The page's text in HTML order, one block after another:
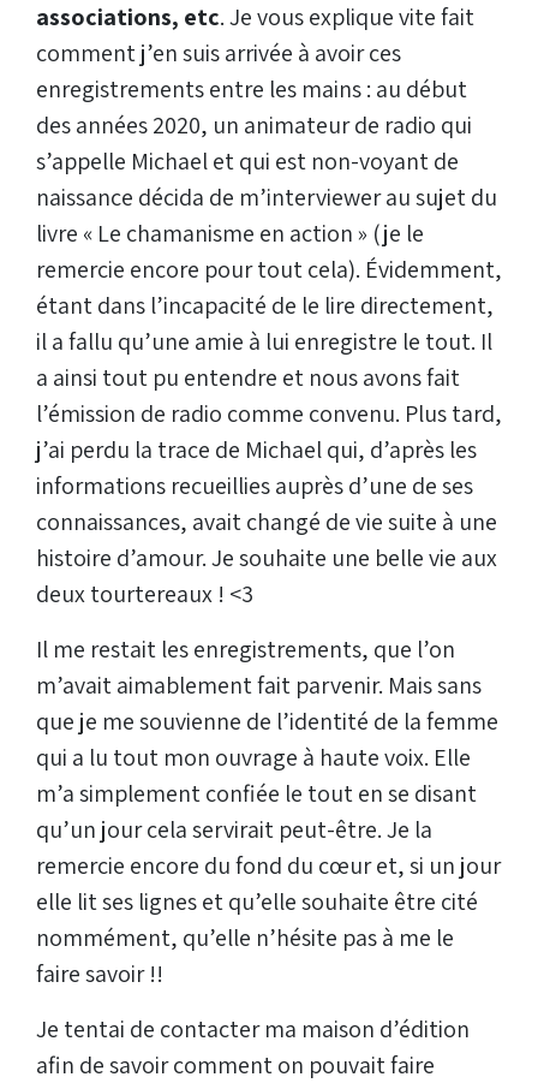
associations, etc. Je vous explique vite fait
comment j’en suis arrivée à avoir ces
enregistrements entre les mains : au début
des années 2020, un animateur de radio qui
s’appelle Michael et qui est non-voyant de
naissance décida de m’interviewer au sujet du
livre « Le chamanisme en action » (je le
remercie encore pour tout cela). Évidemment,
étant dans l’incapacité de le lire directement,
il a fallu qu’une amie à lui enregistre le tout. Il
a ainsi tout pu entendre et nous avons fait
l’émission de radio comme convenu. Plus tard,
j’ai perdu la trace de Michael qui, d’après les
informations recueillies auprès d’une de ses
connaissances, avait changé de vie suite à une
histoire d’amour. Je souhaite une belle vie aux
deux tourtereaux ! <3
Il me restait les enregistrements, que l’on
m’avait aimablement fait parvenir. Mais sans
que je me souvienne de l’identité de la femme
qui a lu tout mon ouvrage à haute voix. Elle
m’a simplement confiée le tout en se disant
qu’un jour cela servirait peut-être. Je la
remercie encore du fond du cœur et, si un jour
elle lit ses lignes et qu’elle souhaite être cité
nommément, qu’elle n’hésite pas à me le
faire savoir !!
Je tentai de contacter ma maison d’édition
afin de savoir comment on pouvait faire